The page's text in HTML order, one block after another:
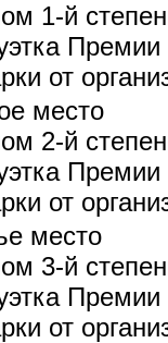
1-й
Премии
от
место
2-й
Премии
от
место
3-й
Премии
от